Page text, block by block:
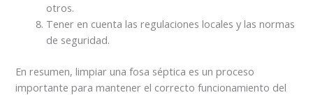
otros.
Tener en cuenta las regulaciones locales y las normas
de seguridad.
En resumen, limpiar una fosa séptica es un proceso
importante para mantener el correcto funcionamiento del